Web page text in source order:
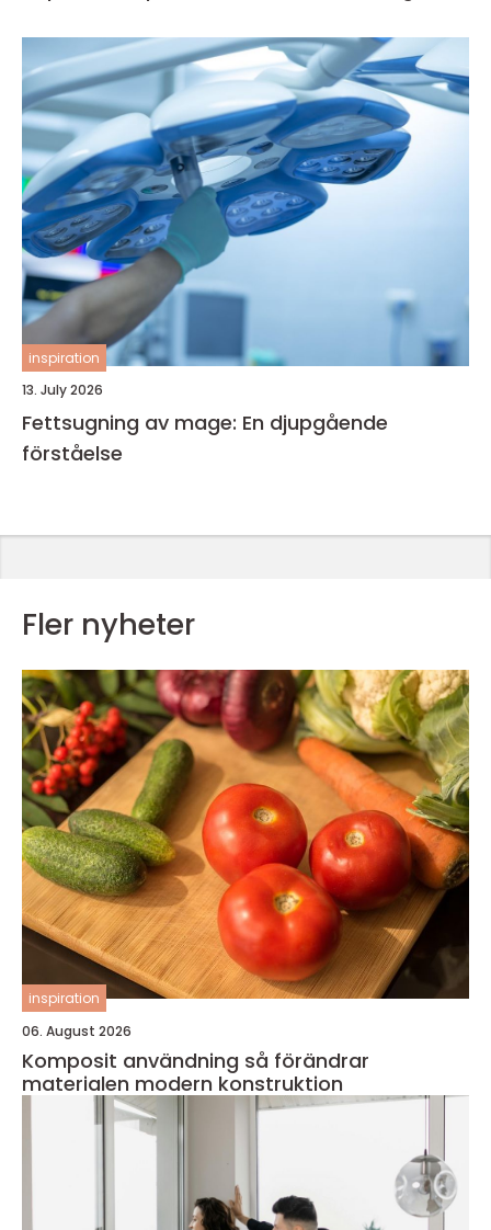
inspiration
13. July 2026
Fettsugning av mage: En djupgående
förståelse
Fler nyheter
inspiration
06. August 2026
Komposit användning så förändrar
materialen modern konstruktion